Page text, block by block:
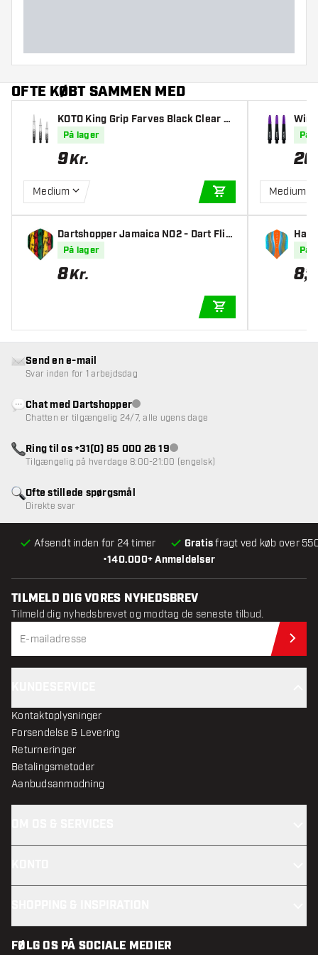
OFTE KØBT SAMMEN MED
KOTO King Grip Farves Black Clear S
kafter
På lager
9Kr.
Medium
TILFØJ TIL KURV
Dartshopper Jamaica NO2 - Dart Flig
hts
På lager
8Kr.
På
26
Medium
På
8,95
•140.000+ Anmeldelser
Afsendt inden for 24 timer Gratisfragt ved køb over
Ofte stillede spørgsmål
Direkte svar
Send en e-mail
Svar inden for 1 arbejdsdag
Chat med DartshopperKundeservice ikke tilgængelig
Chatten er tilgængelig 24/7, alle ugens dage
Ring til os +31(0) 85 000 26 19Kundeservice ikke tilgængelig
Tilgængelig på hverdage 8:00-21:00 (engelsk)
TILMELD DIG VORES NYHEDSBREV
Tilmeld dig nyhedsbrevet og modtag de seneste tilbud.
Kontaktoplysninger
Forsendelse & Levering
Returneringer
Betalingsmetoder
Aanbudsanmodning
FØLG OS PÅ SOCIALE MEDIER